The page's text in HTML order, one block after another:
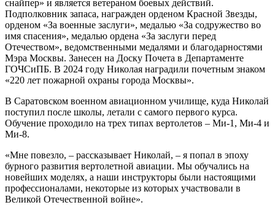
снайпер» и является ветераном боевых действий.
Подполковник запаса, награжден орденом Красной Звезды,
орденом «За военные заслуги», медалью «За содружество во
имя спасения», медалью ордена «За заслуги перед
Отечеством», ведомственными медалями и благодарностями
Мэра Москвы. Занесен на Доску Почета в Департаменте
ГОЧСиПБ. В 2024 году Николая наградили почетным знаком
«220 лет пожарной охраны города Москвы».
В Саратовском военном авиационном училище, куда Николай
поступил после школы, летали с самого первого курса.
Обучение проходило на трех типах вертолетов – Ми-1, Ми-4 и
Ми-8.
«Мне повезло, – рассказывает Николай, – я попал в эпоху
бурного развития вертолетной авиации. Мы обучались на
новейших моделях, а наши инструкторы были настоящими
профессионалами, некоторые из которых участвовали в
Великой Отечественной войне».